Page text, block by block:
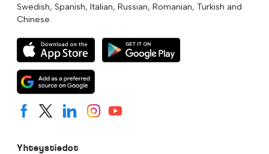
Swedish, Spanish, Italian, Russian, Romanian, Turkish and
Chinese.
Yhteystiedot